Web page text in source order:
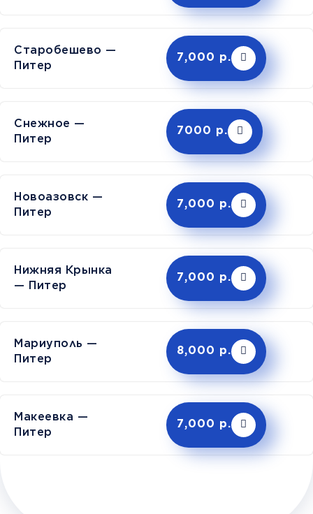
Старобешево —
Питер
7,000 р.
Снежное —
Питер
7000 р.
Новоазовск —
Питер
7,000 р.
Нижняя Крынка
— Питер
7,000 р.
Мариуполь —
Питер
8,000 р.
Макеевка —
Питер
7,000 р.